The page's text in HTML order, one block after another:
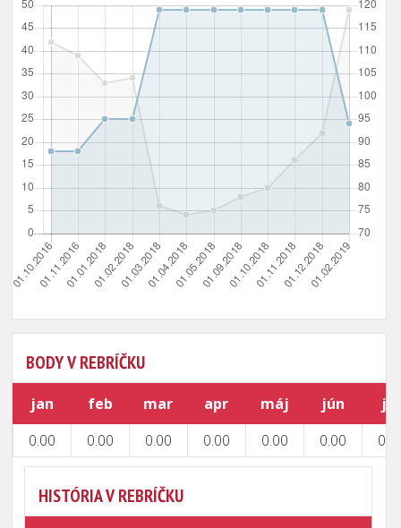
BODY V REBRÍČKU
jan feb mar apr máj jún
júl
0.00
0.00 0.00 0.00 0.00 0.00
HISTÓRIA V REBRÍČKU